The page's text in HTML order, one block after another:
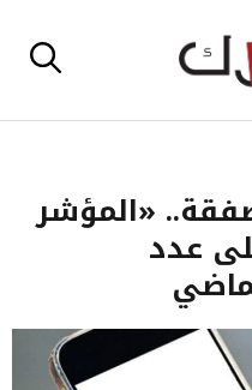
ألف صفقة.. «المؤشر
عدد